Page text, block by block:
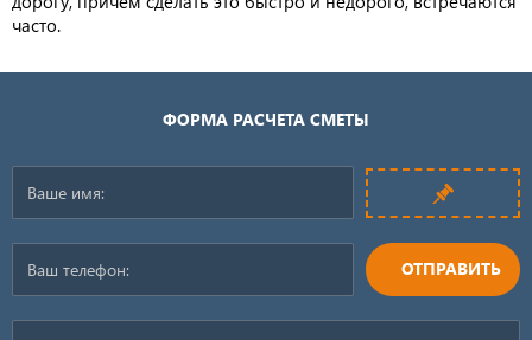
часто.
ФОРМА РАСЧЕТА СМЕТЫ
ОТПРАВИТЬ